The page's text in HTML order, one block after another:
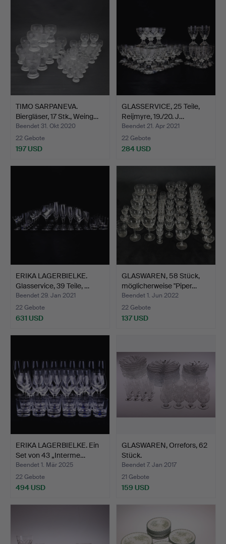
TIMO SARPANEVA.
Biergläser, 17 Stk., Weing…
Beendet 31. Okt 2020
22 Gebote
197 USD
GLASSERVICE, 25 Teile,
Reijmyre, 19./20. J…
Beendet 21. Apr 2021
22 Gebote
284 USD
ERIKA LAGERBIELKE.
Glasservice, 39 Teile, …
Beendet 29. Jan 2021
22 Gebote
631 USD
GLASWAREN, 58 Stück,
möglicherweise "Piper…
Beendet 1. Jun 2022
22 Gebote
137 USD
ERIKA LAGERBIELKE. Ein
Set von 43 „Interme…
Beendet 1. Mär 2025
22 Gebote
494 USD
GLASWAREN, Orrefors, 62
Stück.
Beendet 7. Jan 2017
21 Gebote
159 USD